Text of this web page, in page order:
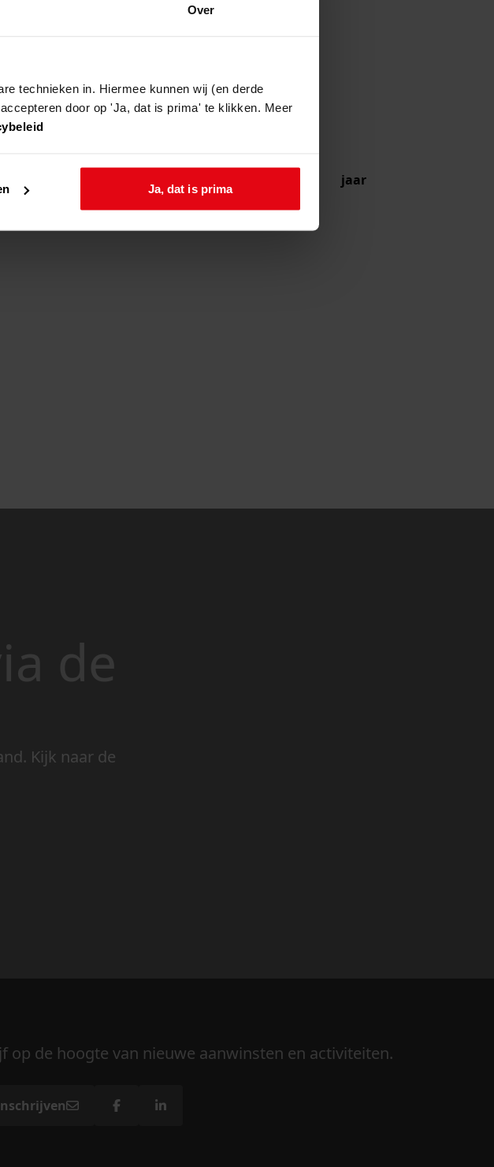
Over
technieken in. Hiermee kunnen wij (en derde
door op 'Ja, dat is prima' te klikken. Meer
Ja, dat is prima
jaar
de
Kijk naar de
op de hoogte van nieuwe aanwinsten en activiteiten.